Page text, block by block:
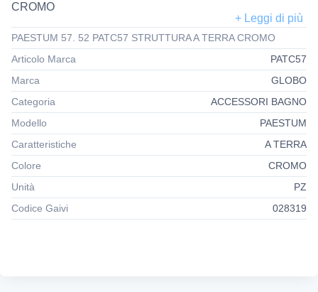
CROMO
PAESTUM 57. 52 PATC57 STRUTTURA A TERRA CROMO
Articolo Marca
PATC57
Marca
GLOBO
Categoria
ACCESSORI BAGNO
Modello
PAESTUM
Caratteristiche
A TERRA
Colore
CROMO
Unità
PZ
Codice Gaivi
028319